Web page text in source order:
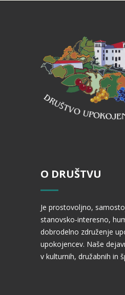
O DRUŠTVU
Je prostovoljno,
stanovsko-interesno,
dobrodelno združenje
upokojencev. Naše
v kulturnih, družabnih in